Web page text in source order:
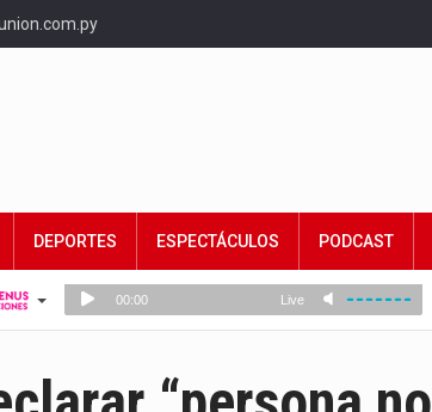
DEPORTES ESPECTÁCULOS PODCAST